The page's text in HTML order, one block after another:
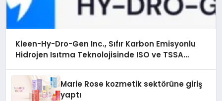
Kleen-Hy-Dro-Gen Inc., Sıfır Karbon Emisyonlu
Hidrojen Isıtma Teknolojisinde ISO ve TSSA
Marie Rose kozmetik sektörüne giriş
yaptı